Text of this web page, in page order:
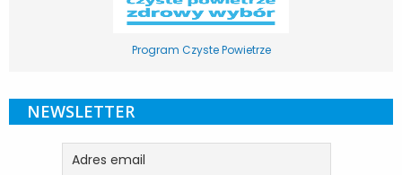
Program Czyste Powietrze
NEWSLETTER